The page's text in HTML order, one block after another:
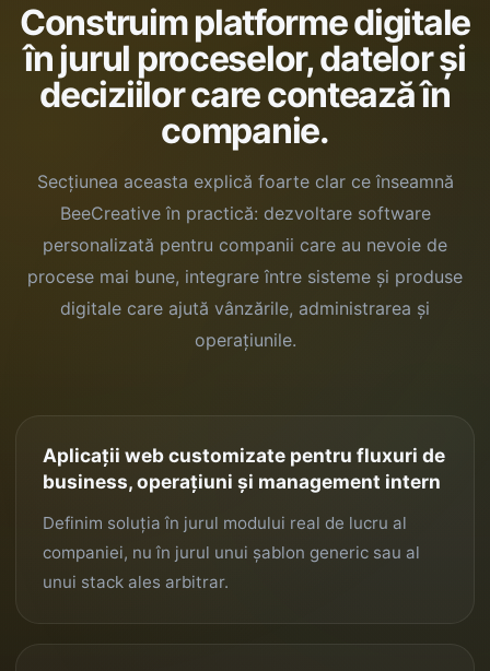
Construim platforme digitale
în jurul proceselor, datelor și
deciziilor care contează în
companie.
Secțiunea aceasta explică foarte clar ce înseamnă
BeeCreative în practică: dezvoltare software
personalizată pentru companii care au nevoie de
procese mai bune, integrare între sisteme și produse
digitale care ajută vânzările, administrarea și
operațiunile.
Aplicații web customizate pentru fluxuri de
business, operațiuni și management intern
Definim soluția în jurul modului real de lucru al
companiei, nu în jurul unui șablon generic sau al
unui stack ales arbitrar.